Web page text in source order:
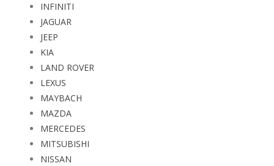
INFINITI
JAGUAR
JEEP
KIA
LAND ROVER
LEXUS
MAYBACH
MAZDA
MERCEDES
MITSUBISHI
NISSAN